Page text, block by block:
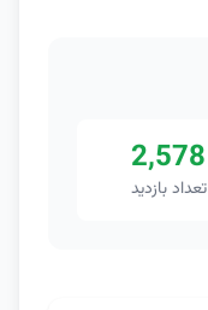
2,578
تعداد بازدید